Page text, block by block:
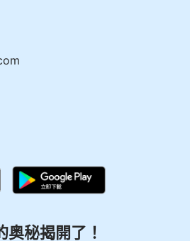
神作的審判工作。如果你並不
總想迴避這些真理，總想在這
理，不尋求神的心意，不喜愛
的傀儡、叛徒，神是不會放過
的叛逆者的，這樣的人將會受
面前接受審判的人，而且是得
活在神的國中，當然這是以後
奥秘揭開了！